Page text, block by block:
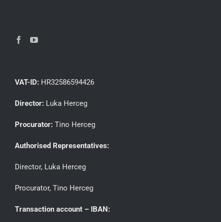
VAT-ID: HR32586594426
Director: Luka Herceg
Procurator: Tino Herceg
Authorised Representatives:
Director, Luka Herceg
Procurator, Tino Herceg
Transaction account – IBAN: